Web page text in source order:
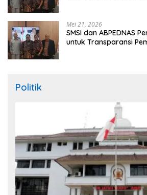
Mei 21, 2026
SMSI dan ABPEDNAS
untuk Transparansi
Politik